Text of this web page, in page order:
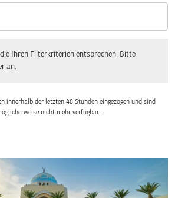
Selected
die Ihren Filterkriterien entsprechen. Bitte
an.
innerhalb der letzten 48 Stunden eingezogen und sind
nicht mehr verfügbar.